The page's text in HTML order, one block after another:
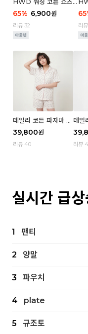
(우먼) - 02 Retro flo
wer
65% 6,900원
리뷰 32
(
e
65
리
데일리 코튼 파자마 반
팔 세트 (우먼) - 02
Blue cherry
39,800원
리뷰 40
데일
팔
z
리뷰
실시간 급
1 팬티
2 양말
3 파우치
4 plate
5 규조토